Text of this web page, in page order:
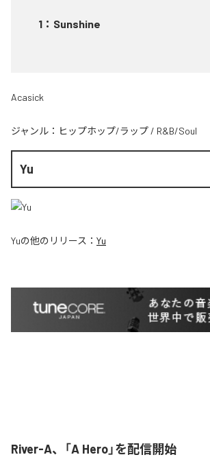
1 ： Sunshine
Acasick
ジャンル： ヒップホップ/ラップ / R&B/Soul
Yu
Yuの他のリリース： Yu
River-A、「A Hero」を配信開始